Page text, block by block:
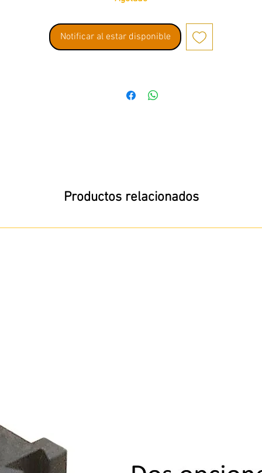
Notificar al estar disponible
Productos relacionados